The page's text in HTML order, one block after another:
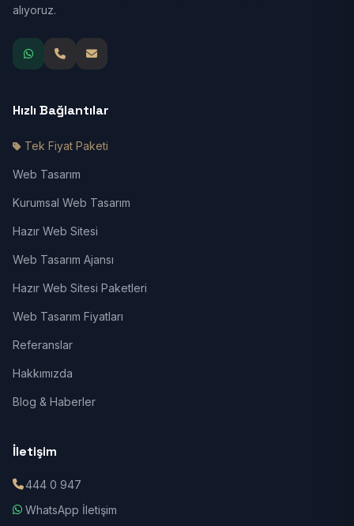
alıyoruz.
Hızlı Bağlantılar
Tek Fiyat Paketi
Web Tasarım
Kurumsal Web Tasarım
Hazır Web Sitesi
Web Tasarım Ajansı
Hazır Web Sitesi Paketleri
Web Tasarım Fiyatları
Referanslar
Hakkımızda
Blog & Haberler
İletişim
444 0 947
WhatsApp İletişim